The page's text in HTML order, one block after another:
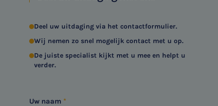
Deel uw uitdaging via het contactformulier.
Wij nemen zo snel mogelijk contact met u op.
De juiste specialist kijkt met u mee en helpt u
verder.
Uw naam